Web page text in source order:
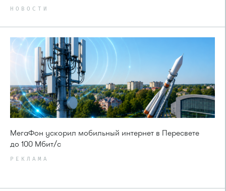
НОВОСТИ
МегаФон ускорил мобильный интернет в Пересвете
до 100 Мбит/с
РЕКЛАМА